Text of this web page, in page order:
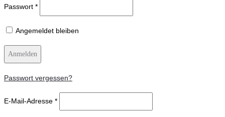
Passwort *
Angemeldet bleiben
Anmelden
Passwort vergessen?
E-Mail-Adresse *